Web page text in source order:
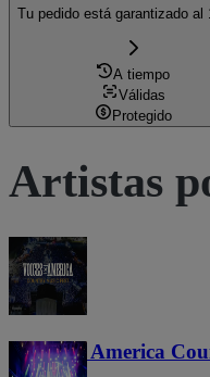
Tu pedido está garantizado al
A tiempo
Válidas
Protegido
Artistas
Voices of America